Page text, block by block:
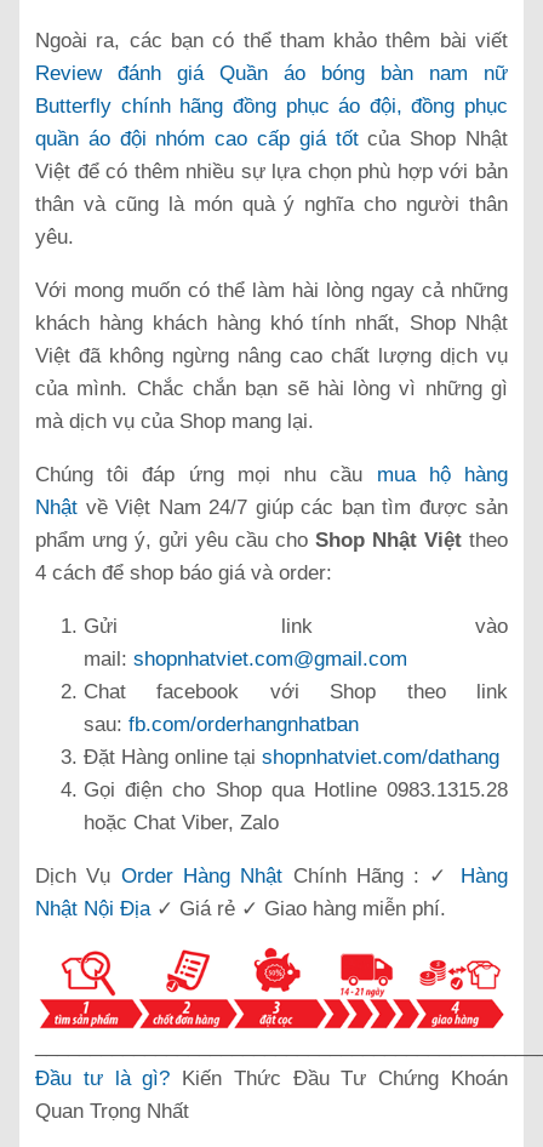
Ngoài ra, các bạn có thể tham khảo thêm bài viết
Review đánh giá Quần áo bóng bàn nam nữ
Butterfly chính hãng đồng phục áo đội, đồng phục
quần áo đội nhóm cao cấp giá tốtcủa Shop Nhật
Việt để có thêm nhiều sự lựa chọn phù hợp với bản
thân và cũng là món quà ý nghĩa cho người thân
yêu.
Với mong muốn có thể làm hài lòng ngay cả những
khách hàng khách hàng khó tính nhất, Shop Nhật
Việt đã không ngừng nâng cao chất lượng dịch vụ
của mình. Chắc chắn bạn sẽ hài lòng vì những gì
mà dịch vụ của Shop mang lại.
Chúng tôi đáp ứng mọi nhu cầu mua hộ hàng
Nhật về Việt Nam 24/7 giúp các bạn tìm được sản
phẩm ưng ý, gửi yêu cầu cho Shop Nhật Việt theo
4 cách để shop báo giá và order:
Gửi link vào
mail: shopnhatviet.com@gmail.com
Chat facebook với Shop theo link
sau: fb.com/orderhangnhatban
Đặt Hàng online tại shopnhatviet.com/dathang
Gọi điện cho Shop qua Hotline 0983.1315.28
hoặc Chat Viber, Zalo
Dịch Vụ Order Hàng Nhật Chính Hãng : ✓ Hàng
Nhật Nội Địa ✓ Giá rẻ ✓ Giao hàng miễn phí.
Đầu tư là gì? Kiến Thức Đầu Tư Chứng Khoán
Quan Trọng Nhất